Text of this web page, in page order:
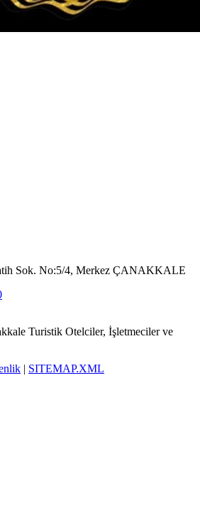
Sok. No:5/4, Merkez ÇANAKKALE
Turistik Otelciler, İşletmeciler ve
| SITEMAP.XML